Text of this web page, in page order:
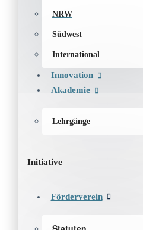
NRW
Südwest
International
Innovation
Akademie
Lehrgänge
Initiative
Förderverein